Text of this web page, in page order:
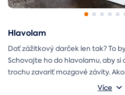
Hlavolam
Dať zážitkový darček len tak? To
Schovajte ho do hlavolamu, aby si
trochu zavariť mozgové závity.
objaví poukaz na zážitok i s vašim
Vonkajšie rozmery: 15,5 × 8,5 × 5 cm
Více